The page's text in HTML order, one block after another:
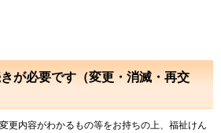
が必要です（変更・消滅・再交
更内容がわかるもの等をお持ちの上、福祉けん